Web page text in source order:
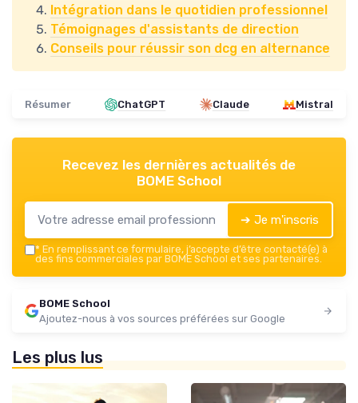
Intégration dans le quotidien professionnel
Témoignages d'assistants de direction
Conseils pour réussir son dcg en alternance
Résumer ChatGPT Claude Mistral
Recevez les dernières actualités de
BOME School
➔ Je m'inscris
* En remplissant ce formulaire, j’accepte d’être contacté(e) à
des fins commerciales par BOME School et ses partenaires.
BOME School
Ajoutez-nous à vos sources préférées sur Google
Les plus lus